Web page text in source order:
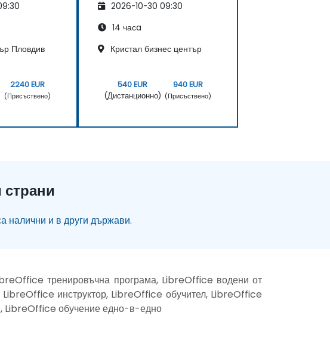
Пловдив
2240 EUR
(Присъствено)
2026-10-30 09:30
14 часa
Кристал бизнес център
540 EUR
(Дистанционно)
940 EUR
(Присъствено)
страни
налични и в други държави.
тренировъчна програма, LibreOffice водени от
инструктор, LibreOffice обучител, LibreOffice
LibreOffice обучение едно-в-едно